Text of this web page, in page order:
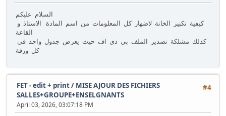
السلام عليكم
كيفية تكبير الخانة لاضهار كل المعلومات من اسم المادة الاستاذ و
القاعة
كذلك مشلكة تصدير الملف بي دي اف حيث يعرض جدول واحد في
كل ورقة
#4
FET - edit + print/ MISE AJOUR DES FICHIERS
SALLES+GROUPE+ENSELGNANTS
April 03, 2026, 03:07:18 PM